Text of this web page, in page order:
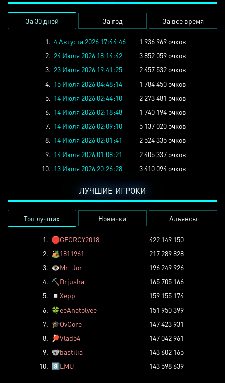
За 30 дней За год За все время
1. 4 Августа 2026 17:44:46
1 936 969 очков
2. 24 Июля 2026 18:14:42
3 852 059 очков
3. 23 Июля 2026 19:41:25
2 457 532 очков
4. 15 Июля 2026 04:48:14
1 784 450 очков
5. 14 Июля 2026 02:44:10
2 273 481 очков
6. 14 Июля 2026 02:18:48
1 740 194 очков
7. 14 Июля 2026 02:09:10
5 137 020 очков
8. 14 Июля 2026 02:01:41
2 524 335 очков
9. 14 Июля 2026 01:08:21
2 405 337 очков
10. 13 Июля 2026 20:26:28 3 410 094 очков
ЛУЧШИЕ ИГРОКИ
Топ лучших Новички Альянсы
1. 🛑GEORGY2018
422 149 150
2. 🏕️1811961
217 289 828
3. 👁️Mr_Jor
196 249 926
4. ⛏️ Drjusha
165 705 166
5.
◽ Xepp
159 155 174
6. 🍀eeAnatolyee
151 950 399
7. 🎓OvCore
147 423 931
8.
🏓Vlad54
147 042 961
9. 🐨bastilia
143 602 165
10. 8️⃣LMU 143 598 639